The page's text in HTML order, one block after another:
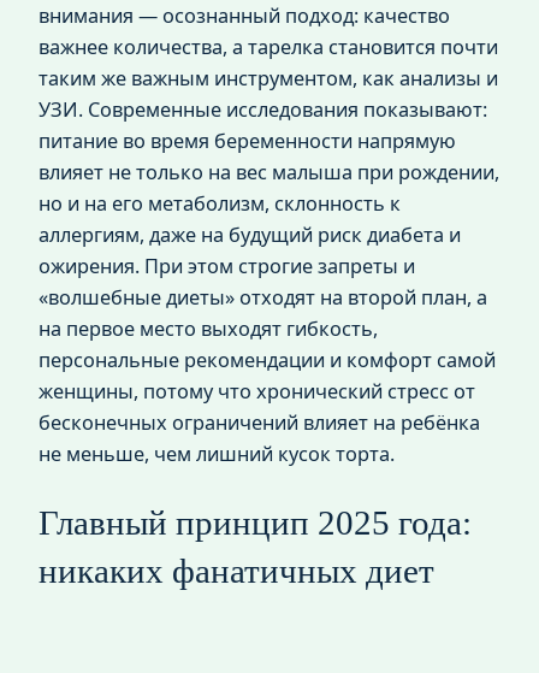
внимания — осознанный подход: качество
важнее количества, а тарелка становится почти
таким же важным инструментом, как анализы и
УЗИ. Современные исследования показывают:
питание во время беременности напрямую
влияет не только на вес малыша при рождении,
но и на его метаболизм, склонность к
аллергиям, даже на будущий риск диабета и
ожирения. При этом строгие запреты и
«волшебные диеты» отходят на второй план, а
на первое место выходят гибкость,
персональные рекомендации и комфорт самой
женщины, потому что хронический стресс от
бесконечных ограничений влияет на ребёнка
не меньше, чем лишний кусок торта.
Главный принцип 2025 года:
никаких фанатичных диет